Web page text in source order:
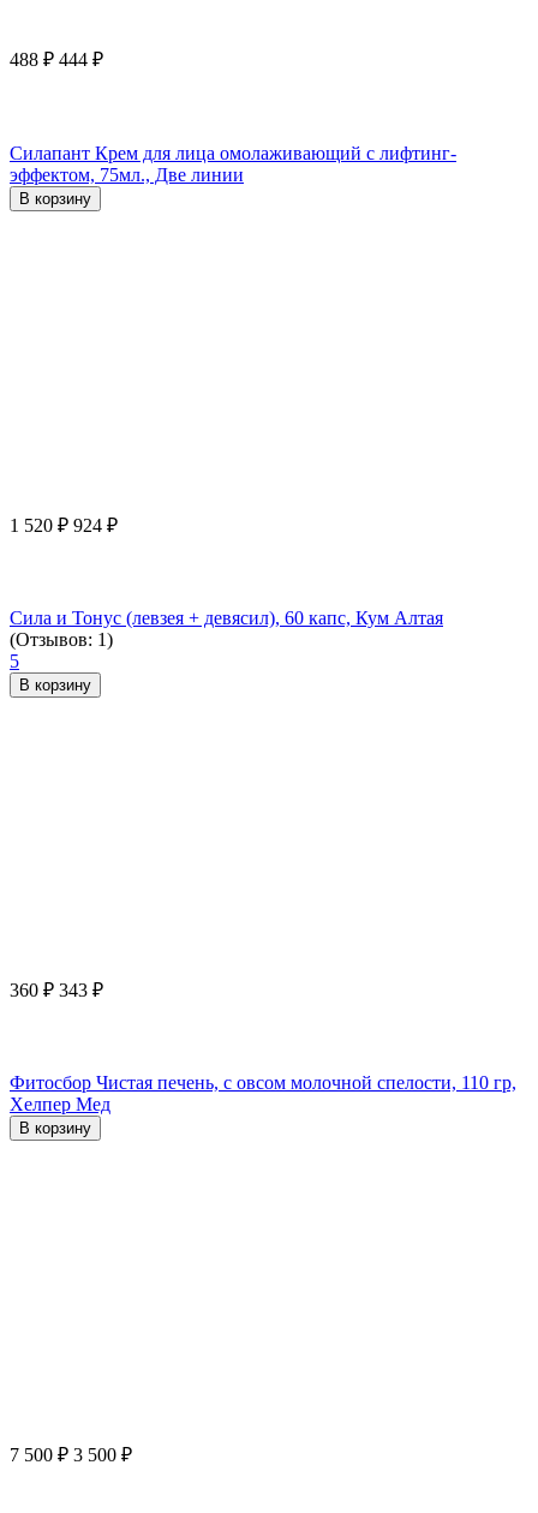
488 ₽ 444 ₽
Силапант Крем для лица омолаживающий с лифтинг-
эффектом, 75мл., Две линии
В корзину
1 520 ₽ 924 ₽
Сила и Тонус (левзея + девясил), 60 капс, Кум Алтая
(Отзывов: 1)
5
В корзину
360 ₽ 343 ₽
Фитосбор Чистая печень, с овсом молочной спелости, 110 гр,
Хелпер Мед
В корзину
7 500 ₽ 3 500 ₽